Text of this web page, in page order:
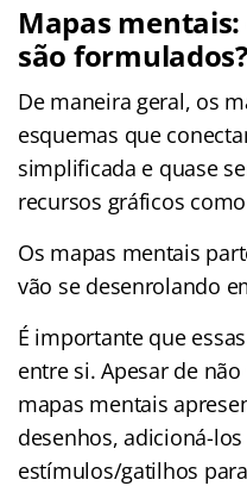
Mapas
são formulados?
De maneira geral, os
esquemas que
simplificada e quase
recursos gráficos
Os mapas mentais
vão se desenrolando
É importante que
entre si. Apesar de
mapas mentais
desenhos, adicioná-
estímulos/gatilhos